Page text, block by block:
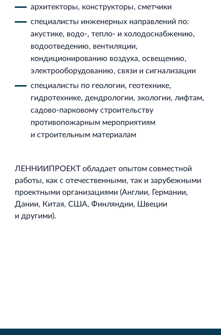
архитекторы, конструкторы, сметчики
специалисты инженерных направлений по:
акустике, водо‐, тепло‐ и холодоснабжению,
водоотведению, вентиляции,
кондиционированию воздуха, освещению,
электрооборудованию, связи и сигнализации
специалисты по геологии, геотехнике,
гидротехнике, дендрологии, экологии, лифтам,
садово‐парковому строительству
противопожарным мероприятиям
и строительным материалам
ЛЕННИИПРОЕКТ обладает опытом совместной
работы, как с отечественными, так и зарубежными
проектными организациями (Англии, Германии,
Дании, Китая, США, Финляндии, Швеции
и другими).